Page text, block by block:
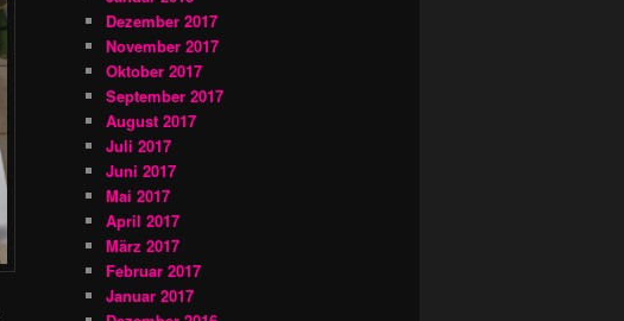
Dezember 2017
November 2017
Oktober 2017
September 2017
August 2017
Juli 2017
Juni 2017
Mai 2017
April 2017
März 2017
Februar 2017
Januar 2017